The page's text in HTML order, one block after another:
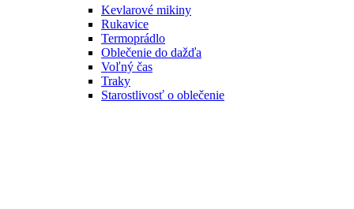
Kevlarové mikiny
Rukavice
Termoprádlo
Oblečenie do dažďa
Voľný čas
Traky
Starostlivosť o oblečenie